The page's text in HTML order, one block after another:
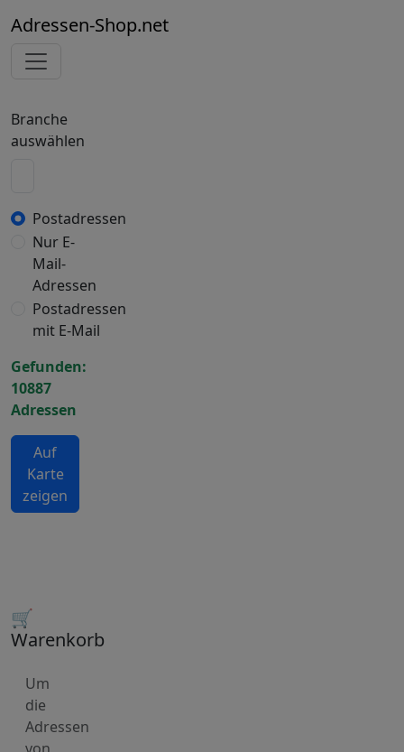
Adressen-Shop.net
Branche
auswählen
Postadressen
Nur E-
Mail-
Adressen
Postadressen
mit E-Mail
Gefunden:
10887
Adressen
Auf
Karte
zeigen
🛒
Warenkorb
Um
die
Adressen